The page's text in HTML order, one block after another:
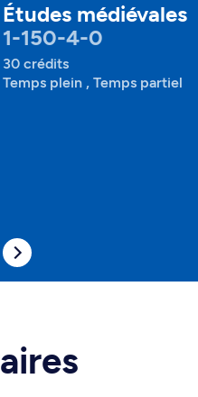
Études médiévales
1-150-4-0
30 crédits
Temps plein , Temps partiel